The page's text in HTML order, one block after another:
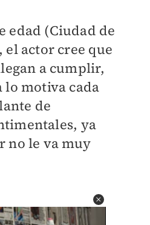
edad (Ciudad de
el actor cree que
a cumplir,
lo motiva cada
de
ya
no le va muy